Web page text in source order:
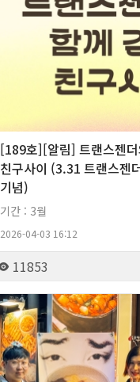
[189호][알림] 트랜스젠
친구사이 (3.31 트랜스젠
기념)
기간 : 3월
2026-04-03 16:12
11853